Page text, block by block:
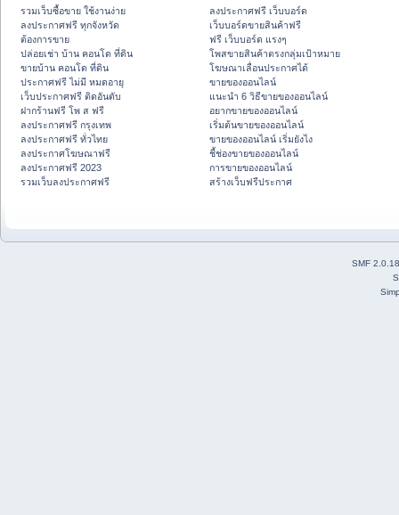
รวมเว็บซื้อขาย ใช้งานง่าย
ลงประกาศฟรี ทุกจังหวัด
ต้องการขาย
ปล่อยเช่า บ้าน คอนโด ที่ดิน
ขายบ้าน คอนโด ที่ดิน
ประกาศฟรี ไม่มี หมดอายุ
เว็บประกาศฟรี ติดอันดับ
ฝากร้านฟรี โพ ส ฟรี
ลงประกาศฟรี กรุงเทพ
ลงประกาศฟรี ทั่วไทย
ลงประกาศโฆษณาฟรี
ลงประกาศฟรี 2023
รวมเว็บลงประกาศฟรี
ลงประกาศฟรี เว็บบอร์ด
เว็บบอร์ดขายสินค้าฟรี
ฟรี เว็บบอร์ด แรงๆ
โพสขายสินค้าตรงกลุ่มเป้าหมาย
โฆษณาเลื่อนประกาศได้
ขายของออนไลน์
แนะนำ 6 วิธีขายของออนไลน์
อยากขายของออนไลน์
เริ่มต้นขายของออนไลน์
ขายของออนไลน์ เริ่มยังไง
ชี้ช่องขายของออนไลน์
การขายของออนไลน์
สร้างเว็บฟรีประกาศ
SMF 2.0.18